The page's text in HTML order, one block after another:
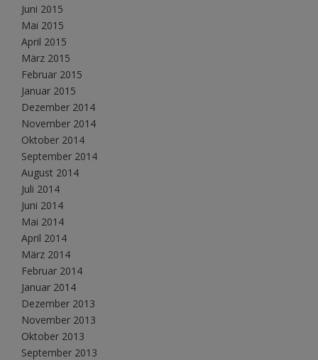
Juni 2015
Mai 2015
April 2015
März 2015
Februar 2015
Januar 2015
Dezember 2014
November 2014
Oktober 2014
September 2014
August 2014
Juli 2014
Juni 2014
Mai 2014
April 2014
März 2014
Februar 2014
Januar 2014
Dezember 2013
November 2013
Oktober 2013
September 2013